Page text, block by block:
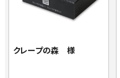
クレープの森 様